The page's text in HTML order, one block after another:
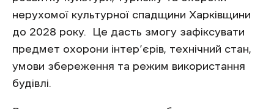
нерухомої культурної спадщини Харківщини
до 2028 року. Це дасть змогу зафіксувати
предмет охорони інтер’єрів, технічний стан,
умови збереження та режим використання
будівлі.